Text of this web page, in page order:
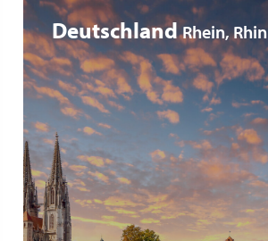
Deutschland Rhein, Rhin
5* Flusskreuzfahrt